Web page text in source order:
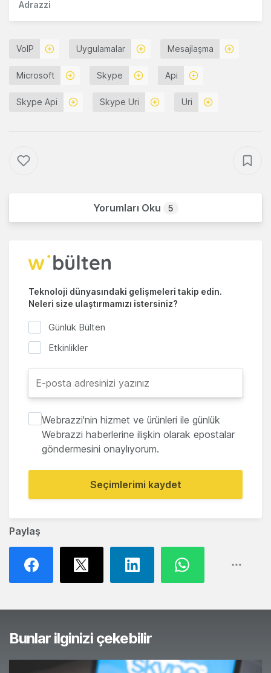
Paylaş
Adrazzi
VoIP Uygulamalar Mesajlaşma
Microsoft Skype Api
Skype Api Skype Uri Uri
Yorumları Oku 5
Teknoloji dünyasındaki gelişmeleri takip edin.
Neleri size ulaştırmamızı istersiniz?
Günlük Bülten
Etkinlikler
Webrazzi'nin hizmet ve ürünleri ile günlük
Webrazzi haberlerine ilişkin olarak epostalar
göndermesini onaylıyorum.
Seçimlerimi kaydet
Bunlar ilginizi çekebilir